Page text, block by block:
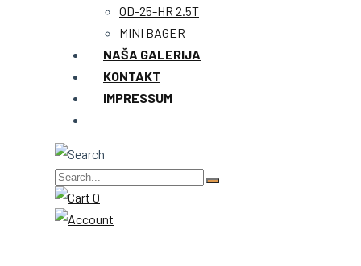
OD-25-HR 2.5T
MINI BAGER
NAŠA GALERIJA
KONTAKT
IMPRESSUM
0